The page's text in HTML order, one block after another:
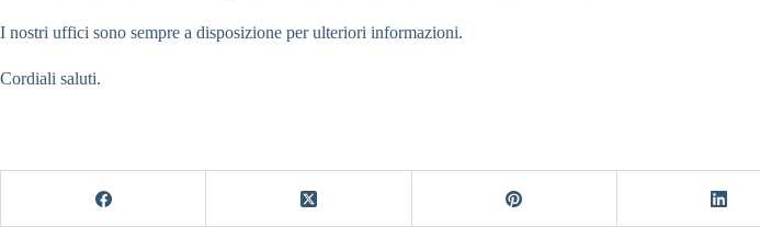
I nostri uffici sono sempre a disposizione per ulteriori informazioni.
Cordiali saluti.